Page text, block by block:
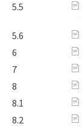
5.5
5.6
6
7
8
8.1
8.2